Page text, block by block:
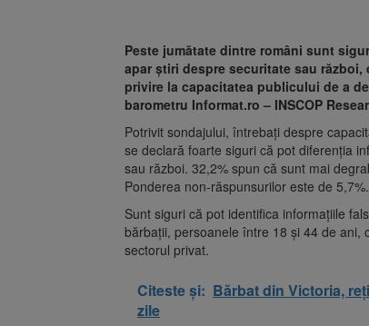
Peste jumătate dintre români sunt
apar ştiri despre securitate sau
privire la capacitatea publicului de a
barometru Informat.ro – INSCOP
Potrivit sondajului, întrebaţi despre
se declară foarte siguri că pot diferenţia
sau război. 32,2% spun că sunt mai
Ponderea non-răspunsurilor este de 5,7%.
Sunt siguri că pot identifica informaţiile
bărbaţii, persoanele între 18 şi 44 de ani,
sectorul privat.
Citeste și: Bărbat din Victoria,
zile